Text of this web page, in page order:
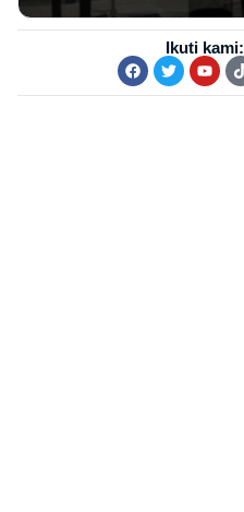
Ikuti kami: